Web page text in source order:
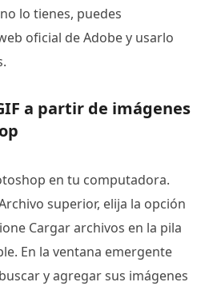
lo tienes, puedes
oficial de Adobe y usarlo
a partir de imágenes
en tu computadora.
superior, elija la opción
Cargar archivos en la pila
En la ventana emergente
y agregar sus imágenes